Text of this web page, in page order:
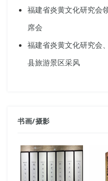
福建省炎黄文化研究会
席会
福建省炎黄文化研究会
县旅游景区采风
书画/摄影